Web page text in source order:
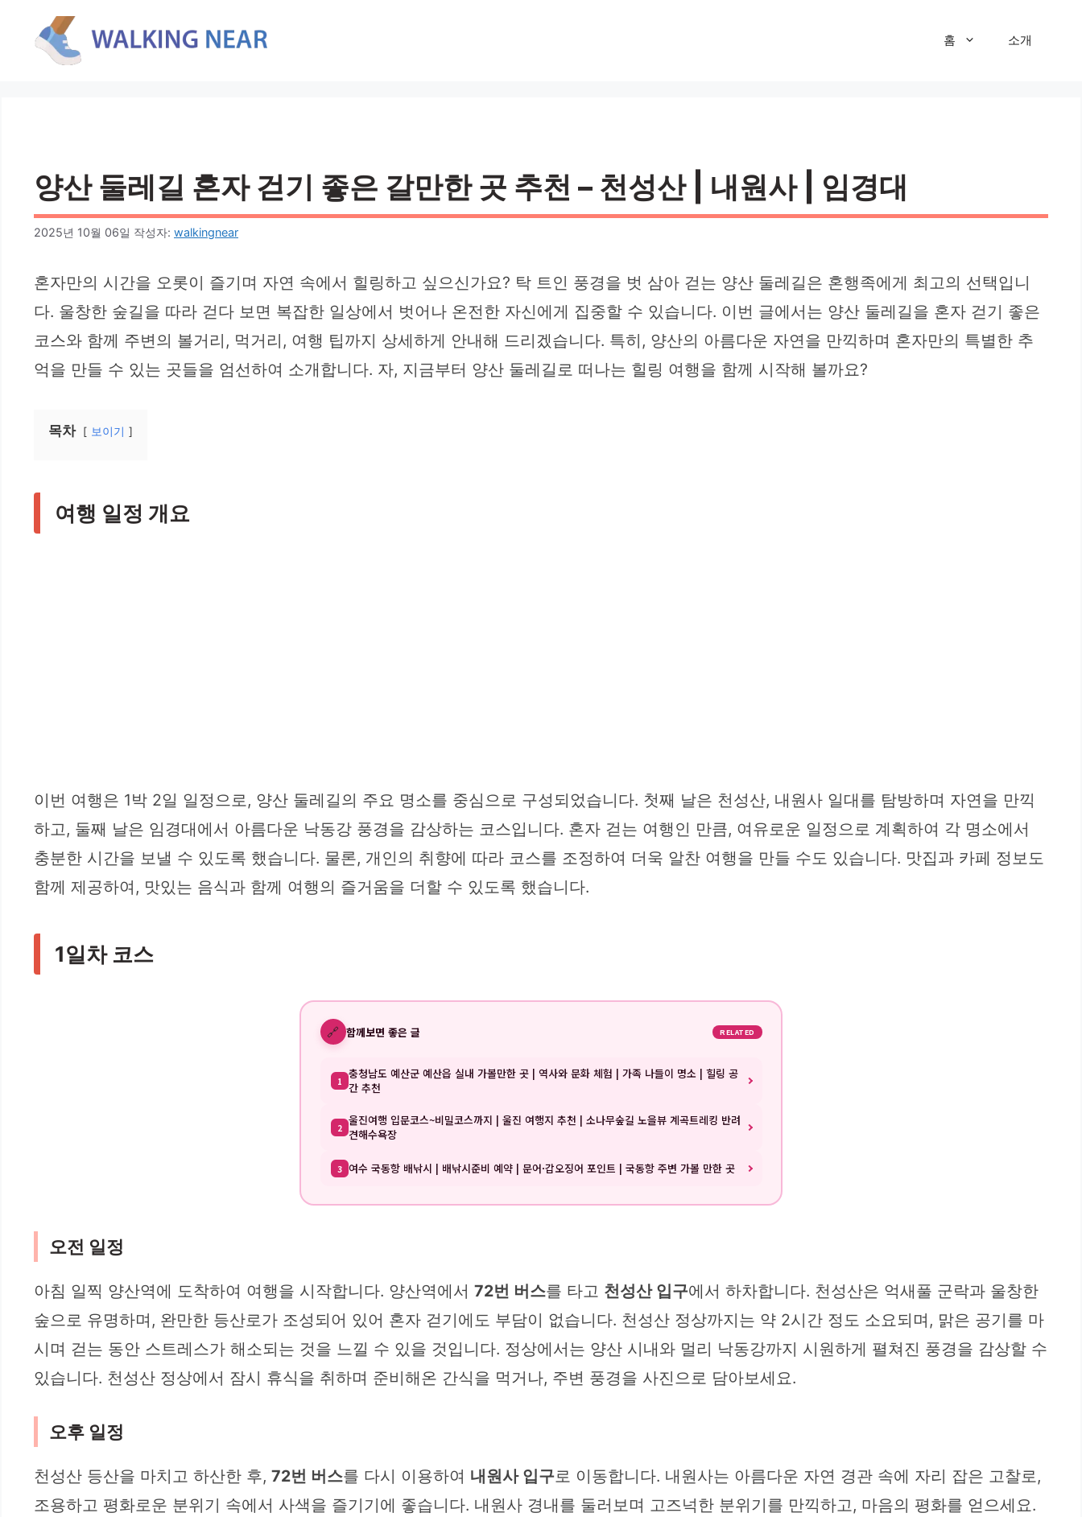
홈 소개
양산 둘레길 혼자 걷기 좋은 갈만한 곳 추천 – 천성산 | 내원사 | 임경대
2025년 10월 06일 작성자: walkingnear
혼자만의 시간을 오롯이 즐기며 자연 속에서 힐링하고 싶으신가요? 탁 트인 풍경을 벗 삼아 걷는 양산 둘레길은 혼행족에게 최고의 선택입니
다. 울창한 숲길을 따라 걷다 보면 복잡한 일상에서 벗어나 온전한 자신에게 집중할 수 있습니다. 이번 글에서는 양산 둘레길을 혼자 걷기 좋은
코스와 함께 주변의 볼거리, 먹거리, 여행 팁까지 상세하게 안내해 드리겠습니다. 특히, 양산의 아름다운 자연을 만끽하며 혼자만의 특별한 추
억을 만들 수 있는 곳들을 엄선하여 소개합니다. 자, 지금부터 양산 둘레길로 떠나는 힐링 여행을 함께 시작해 볼까요?
목차 보이기
여행 일정 개요
이번 여행은 1박 2일 일정으로, 양산 둘레길의 주요 명소를 중심으로 구성되었습니다. 첫째 날은 천성산, 내원사 일대를 탐방하며 자연을 만끽
하고, 둘째 날은 임경대에서 아름다운 낙동강 풍경을 감상하는 코스입니다. 혼자 걷는 여행인 만큼, 여유로운 일정으로 계획하여 각 명소에서
충분한 시간을 보낼 수 있도록 했습니다. 물론, 개인의 취향에 따라 코스를 조정하여 더욱 알찬 여행을 만들 수도 있습니다. 맛집과 카페 정보도
함께 제공하여, 맛있는 음식과 함께 여행의 즐거움을 더할 수 있도록 했습니다.
1일차 코스
🔗 함께보면 좋은 글 RELATED
1 충청남도 예산군 예산읍 실내 가볼만한 곳 | 역사와 문화 체험 | 가족 나들이 명소 | 힐링 공
간 추천
2 울진여행 입문코스~비밀코스까지 | 울진 여행지 추천 | 소나무숲길 노을뷰 계곡트레킹 반려
견해수욕장
3 여수 국동항 배낚시 | 배낚시준비 예약 | 문어·갑오징어 포인트 | 국동항 주변 가볼 만한 곳
오전 일정
아침 일찍 양산역에 도착하여 여행을 시작합니다. 양산역에서 72번 버스를 타고 천성산 입구에서 하차합니다. 천성산은 억새풀 군락과 울창한
숲으로 유명하며, 완만한 등산로가 조성되어 있어 혼자 걷기에도 부담이 없습니다. 천성산 정상까지는 약 2시간 정도 소요되며, 맑은 공기를 마
시며 걷는 동안 스트레스가 해소되는 것을 느낄 수 있을 것입니다. 정상에서는 양산 시내와 멀리 낙동강까지 시원하게 펼쳐진 풍경을 감상할 수
있습니다. 천성산 정상에서 잠시 휴식을 취하며 준비해온 간식을 먹거나, 주변 풍경을 사진으로 담아보세요.
오후 일정
천성산 등산을 마치고 하산한 후, 72번 버스를 다시 이용하여 내원사 입구로 이동합니다. 내원사는 아름다운 자연 경관 속에 자리 잡은 고찰로,
조용하고 평화로운 분위기 속에서 사색을 즐기기에 좋습니다. 내원사 경내를 둘러보며 고즈넉한 분위기를 만끽하고, 마음의 평화를 얻으세요.